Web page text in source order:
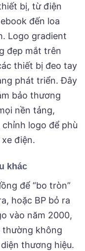
bị, từ điện
đến loa
Logo gradient
đẹp mắt trên
thiết bị đeo tay
phát triển. Đây
bảo thương
nền tảng,
logo để phù
điện.
khác
để “bo tròn”
hoặc BP bỏ ra
vào năm 2000,
không
thương hiệu.